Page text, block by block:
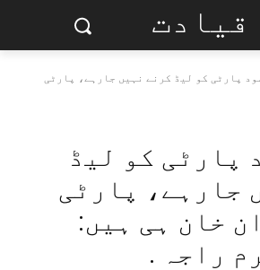
قیادت
پارٹی کو لیڈ کرنے نہیں جارہے، پارٹی
پارٹی کو لیڈ
جارہے، پارٹی
خان ہی ہیں:
راجہ .